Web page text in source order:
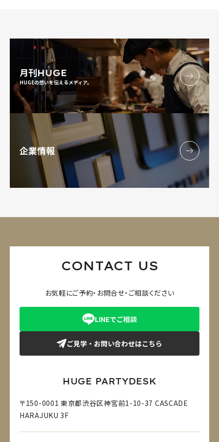
月刊HUGE
HUGEの想いを伝えるメディア。
企業情報
CONTACT US
お気軽にご予約・お問合せ・ご相談ください
LINEでご相談
ご見学・お問い合わせはこちら
HUGE PARTYDESK
〒150-0001 東京都渋谷区神宮前1-10-37 CASCADE
HARAJUKU 3F